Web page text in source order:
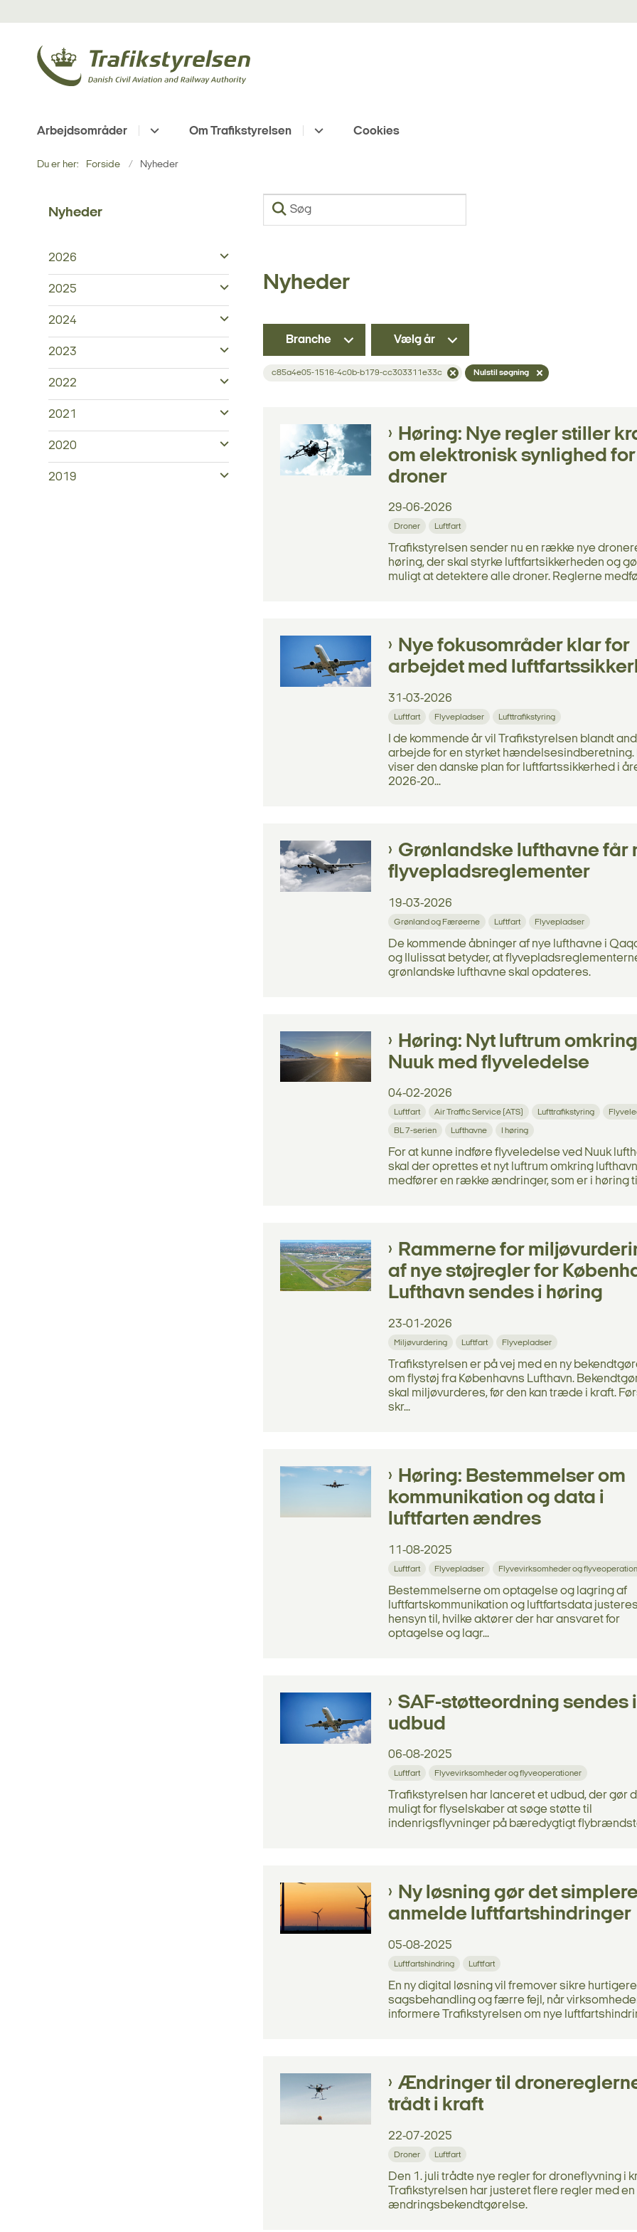
Arbejdsområder Om Trafikstyrelsen Cookies
Du er her: Forside Nyheder
Nyheder
2026
2025
2024
2023
2022
2021
2020
2019
Nyheder
Branche Vælg år
c85a4e05-1516-4c0b-b179-cc303311e33c Nulstil søgning
Høring: Nye regler stiller
om elektronisk synlighed for
droner
29-06-2026
Droner Luftfart
Trafikstyrelsen sender nu en række nye
høring, der skal styrke luftfartsikkerheden og
muligt at detektere alle droner. Reglerne
Nye fokusområder klar for
arbejdet med
31-03-2026
Luftfart Flyvepladser Lufttrafikstyring
I de kommende år vil Trafikstyrelsen blandt
arbejde for en styrket hændelsesindberetning.
viser den danske plan for luftfartssikkerhed i
2026-20...
Grønlandske lufthavne får
flyvepladsreglementer
19-03-2026
Grønland og Færøerne Luftfart Flyvepladser
De kommende åbninger af nye lufthavne i
og Ilulissat betyder, at
grønlandske lufthavne skal opdateres.
Høring: Nyt luftrum omkring
Nuuk med flyveledelse
04-02-2026
Luftfart Air Traffic Service (ATS) Lufttrafikstyring
BL 7-serien Lufthavne I høring
For at kunne indføre flyveledelse ved Nuuk
skal der oprettes et nyt luftrum omkring
medfører en række ændringer, som er i høring
Rammerne for
af nye støjregler for
Lufthavn sendes i høring
23-01-2026
Miljøvurdering Luftfart Flyvepladser
Trafikstyrelsen er på vej med en ny
om flystøj fra Københavns Lufthavn.
skal miljøvurderes, før den kan træde i kraft.
skr...
Høring: Bestemmelser om
kommunikation og data i
luftfarten ændres
11-08-2025
Luftfart Flyvepladser Flyvevirksomheder og
Bestemmelserne om optagelse og lagring af
luftfartskommunikation og luftfartsdata
hensyn til, hvilke aktører der har ansvaret for
optagelse og lagr...
SAF-støtteordning sendes i
udbud
06-08-2025
Luftfart Flyvevirksomheder og flyveoperationer
Trafikstyrelsen har lanceret et udbud, der gør
muligt for flyselskaber at søge støtte til
indenrigsflyvninger på bæredygtigt
Ny løsning gør det
anmelde luftfartshindringer
05-08-2025
Luftfartshindring Luftfart
En ny digital løsning vil fremover sikre hurtigere
sagsbehandling og færre fejl, når
informere Trafikstyrelsen om nye
Ændringer til
trådt i kraft
22-07-2025
Droner Luftfart
Den 1. juli trådte nye regler for droneflyvning i
Trafikstyrelsen har justeret flere regler med en
ændringsbekendtgørelse.